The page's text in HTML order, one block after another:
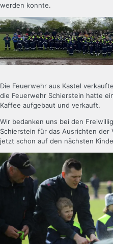
werden konnte.
Die Feuerwehr aus Kastel
die Feuerwehr Schierstein hatte
Kaffee aufgebaut und verkauft.
Wir bedanken uns bei den
Schierstein für das Ausrichten der
jetzt schon auf den nächsten